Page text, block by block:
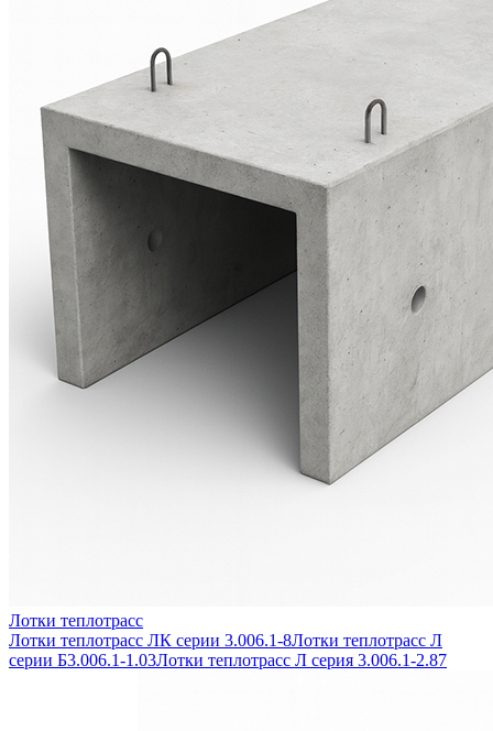
Лотки теплотрасс
Лотки теплотрасс ЛК серии 3.006.1-8Лотки теплотрасс Л
серии Б3.006.1-1.03Лотки теплотрасс Л серия 3.006.1-2.87